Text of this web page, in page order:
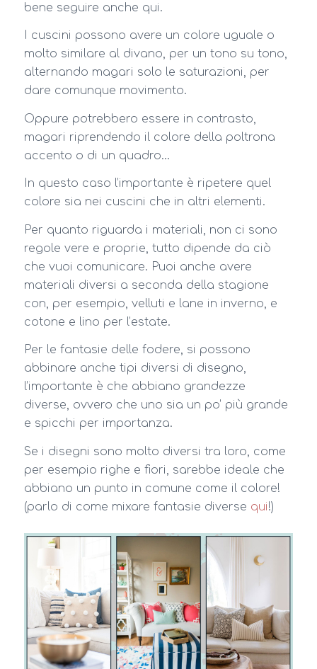
bene seguire anche qui.
I cuscini possono avere un colore uguale o
molto similare al divano, per un tono su tono,
alternando magari solo le saturazioni, per
dare comunque movimento.
Oppure potrebbero essere in contrasto,
magari riprendendo il colore della poltrona
accento o di un quadro…
In questo caso l’importante è ripetere quel
colore sia nei cuscini che in altri elementi.
Per quanto riguarda i materiali, non ci sono
regole vere e proprie, tutto dipende da ciò
che vuoi comunicare. Puoi anche avere
materiali diversi a seconda della stagione
con, per esempio, velluti e lane in inverno, e
cotone e lino per l’estate.
Per le fantasie delle fodere, si possono
abbinare anche tipi diversi di disegno,
l’importante è che abbiano grandezze
diverse, ovvero che uno sia un po’ più grande
e spicchi per importanza.
Se i disegni sono molto diversi tra loro, come
per esempio righe e fiori, sarebbe ideale che
abbiano un punto in comune come il colore!
(parlo di come mixare fantasie diverse qui!)